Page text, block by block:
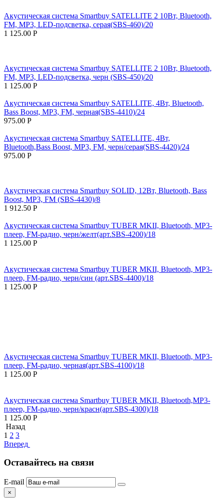
Акустическая система Smartbuy SATELLITE 2 10Вт, Bluetooth,
FM, MP3, LED-подсветка, серая(SBS-460)/20
1 125.00 Р
Акустическая система Smartbuy SATELLITE 2 10Вт, Bluetooth,
FM, MP3, LED-подсветка, черн (SBS-450)/20
1 125.00 Р
Акустическая система Smartbuy SATELLITE, 4Вт, Bluetooth,
Bass Boost, MP3, FM, черная(SBS-4410)/24
975.00 Р
Акустическая система Smartbuy SATELLITE, 4Вт,
Bluetooth,Bass Boost, MP3, FM, черн/серая(SBS-4420)/24
975.00 Р
Акустическая система Smartbuy SOLID, 12Вт, Bluetooth, Bass
Boost, MP3, FM (SBS-4430)/8
1 912.50 Р
Акустическая система Smartbuy TUBER MKII, Bluetooth, MP3-
плеер, FM-радио, черн/желт(арт.SBS-4200)/18
1 125.00 Р
Акустическая система Smartbuy TUBER MKII, Bluetooth, MP3-
плеер, FM-радио, черн/син (арт.SBS-4400)/18
1 125.00 Р
Акустическая система Smartbuy TUBER MKII, Bluetooth, MP3-
плеер, FM-радио, черная(арт.SBS-4100)/18
1 125.00 Р
Акустическая система Smartbuy TUBER MKII, Bluetooth,MP3-
плеер, FM-радио, черн/красн(арт.SBS-4300)/18
1 125.00 Р
Назад
1 2 3
Вперед
Оставайтесь на связи
E-mail
×